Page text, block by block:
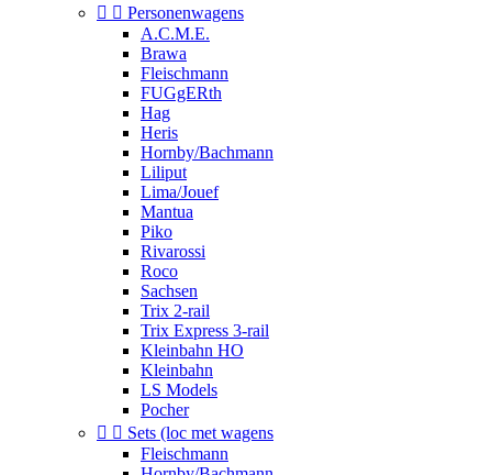
  Personenwagens
A.C.M.E.
Brawa
Fleischmann
FUGgERth
Hag
Heris
Hornby/Bachmann
Liliput
Lima/Jouef
Mantua
Piko
Rivarossi
Roco
Sachsen
Trix 2-rail
Trix Express 3-rail
Kleinbahn HO
Kleinbahn
LS Models
Pocher
  Sets (loc met wagens
Fleischmann